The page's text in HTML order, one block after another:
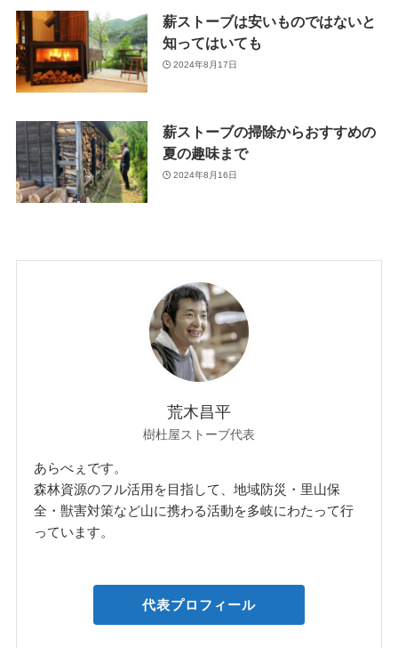
薪ストーブは安いものではないと
知ってはいても
2024年8月17日
薪ストーブの掃除からおすすめの
夏の趣味まで
2024年8月16日
荒木昌平
樹杜屋ストーブ代表
あらべぇです。
森林資源のフル活用を目指して、地域防災・里山保
全・獣害対策など山に携わる活動を多岐にわたって行
っています。
代表プロフィール